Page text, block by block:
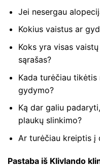
Jei nesergau
Kokius vaistus ar
Koks yra visas
sąrašas?
Kada turėčiau
gydymo?
Ką dar galiu
plaukų slinkimo?
Ar turėčiau kreiptis į
Pastaba iš Klivlando